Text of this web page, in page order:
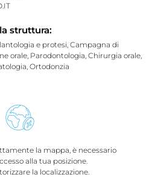
struttura:
e protesi, Campagna di
orale, Parodontologia, Chirurgia orale,
Ortodonzia
la mappa, è necessario
alla tua posizione.
la localizzazione.